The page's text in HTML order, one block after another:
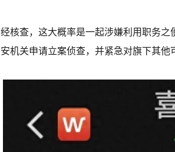
经核查，这大概率是一起涉嫌利用职务之
安机关申请立案侦查，并紧急对旗下其他